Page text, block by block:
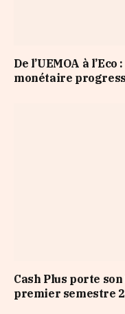
De l’UEMOA à
monétaire
Cash Plus porte
premier semestre